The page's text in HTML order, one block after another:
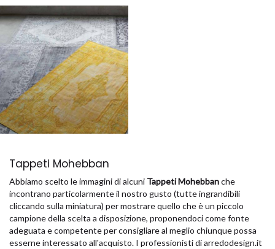
Tappeti Mohebban
Abbiamo scelto le immagini di alcuni Tappeti Mohebbanche
incontrano particolarmente il nostro gusto (tutte ingrandibili
cliccando sulla miniatura) per mostrare quello che è un piccolo
campione della scelta a disposizione, proponendoci come fonte
adeguata e competente per consigliare al meglio chiunque possa
esserne interessato all'acquisto. I professionisti di arredodesign.it